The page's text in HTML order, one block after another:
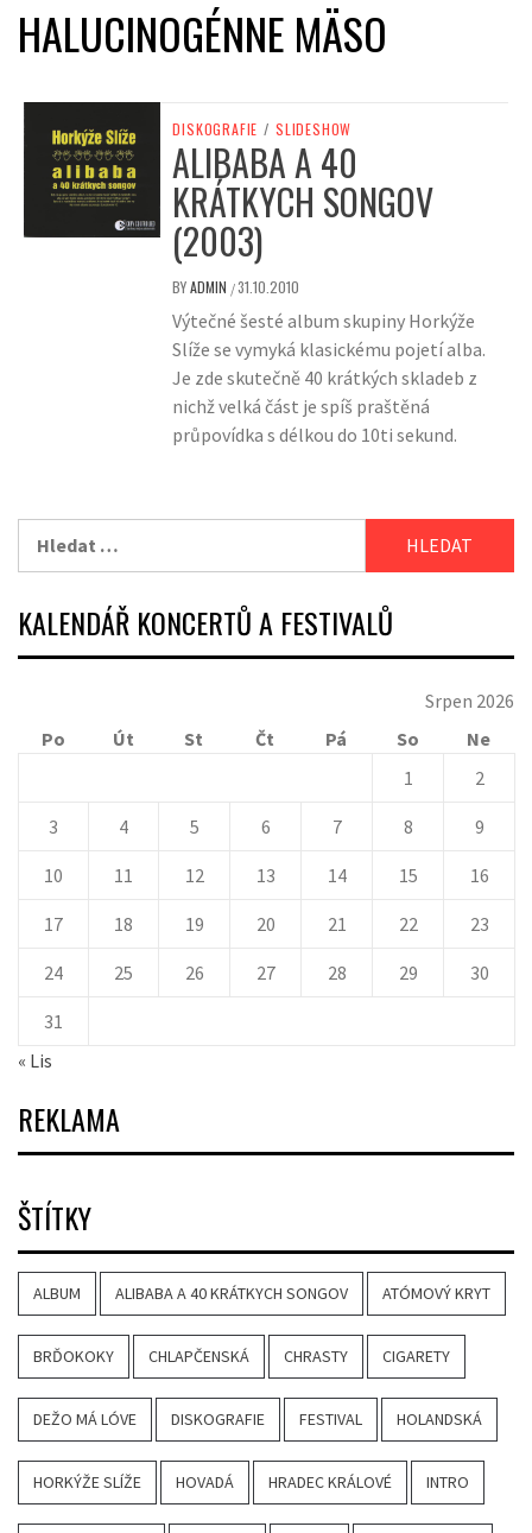
HALUCINOGÉNNE MÄSO
DISKOGRAFIE / SLIDESHOW
ALIBABA A 40
KRÁTKYCH SONGOV
(2003)
BYADMIN /31.10.2010
Výtečné šesté album skupiny Horkýže
Slíže se vymyká klasickému pojetí alba.
Je zde skutečně 40 krátkých skladeb z
nichž velká část je spíš praštěná
průpovídka s délkou do 10ti sekund.
KALENDÁŘ KONCERTŮ A FESTIVALŮ
Srpen 2026
Po
Út St Čt Pá So
Ne
1
2
3 4 5 6 7 8 9
10 11 12 13 14 15 16
17 18 19 20 21 22 23
24 25 26 27 28 29 30
31
« Lis
REKLAMA
ŠTÍTKY
ALBUM ALIBABA A 40 KRÁTKYCH SONGOV ATÓMOVÝ KRYT
BRĎOKOKY CHLAPČENSKÁ CHRASTY CIGARETY
DEŽO MÁ LÓVE DISKOGRAFIE FESTIVAL HOLANDSKÁ
HORKÝŽE SLÍŽE HOVADÁ HRADEC KRÁLOVÉ INTRO